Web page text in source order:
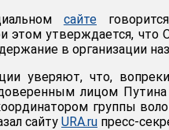
сайте
этом утверждается, что
в организации
уверяют, что,
лицом
группы
сайту URA.ru пресс-